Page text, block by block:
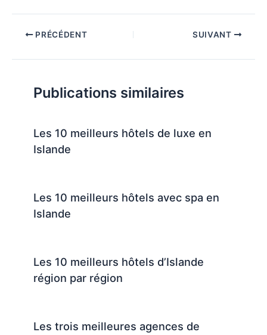
PRÉCÉDENT SUIVANT
Publications similaires
Les 10 meilleurs hôtels de luxe en
Islande
Les 10 meilleurs hôtels avec spa en
Islande
Les 10 meilleurs hôtels d’Islande
région par région
Les trois meilleures agences de